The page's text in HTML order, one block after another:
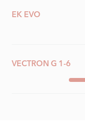
EK EVO
VECTRON G 1-6